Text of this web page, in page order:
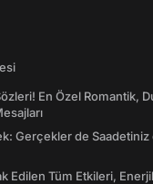
En Özel Romantik,
Gerçekler de Saadetiniz
Edilen Tüm Etkileri,